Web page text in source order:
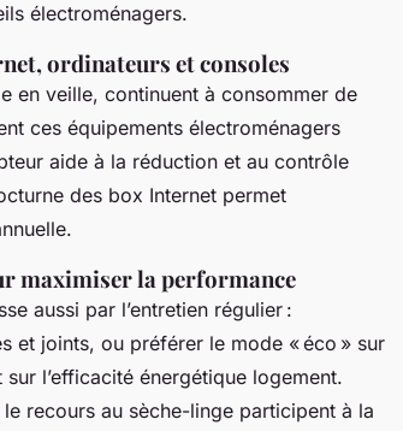
électroménagers.
ordinateurs et consoles
en veille, continuent à consommer de
ces équipements électroménagers
aide à la réduction et au contrôle
des box Internet permet
maximiser la performance
aussi par l’entretien régulier :
et joints, ou préférer le mode « éco » sur
l’efficacité énergétique logement.
recours au sèche-linge participent à la